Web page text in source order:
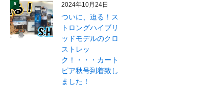
5 2024年10月24日
ついに、迫る！ス
トロングハイブリ
ッドモデルのクロ
ストレッ
ク！・・・カート
ピア秋号到着致し
ました！